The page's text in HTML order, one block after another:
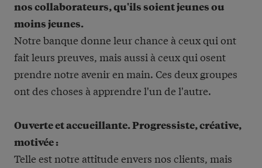
nos collaborateurs, qu'ils soient jeunes ou
moins jeunes.
Notre banque donne leur chance à ceux qui ont
fait leurs preuves, mais aussi à ceux qui osent
prendre notre avenir en main. Ces deux groupes
ont des choses à apprendre l'un de l'autre.
Ouverte et accueillante. Progressiste, créative,
motivée :
Telle est notre attitude envers nos clients, mais